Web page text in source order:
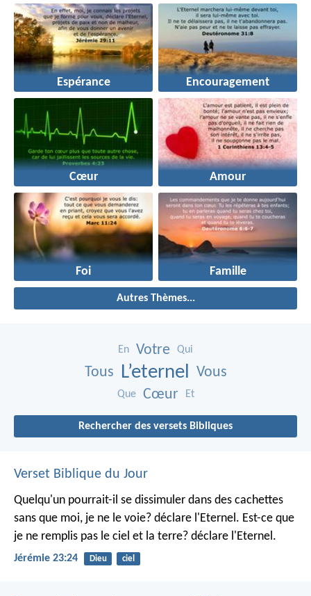
Espérance Encouragement
Cœur Amour
Foi Famille
Autres Thèmes...
En Votre Qui
Tous L’eternel Vous
Que Cœur Et
Rechercher des versets Bibliques
Verset Biblique du Jour
Quelqu'un pourrait-il se dissimuler dans des cachettes
sans que moi, je ne le voie? déclare l'Eternel. Est-ce que
je ne remplis pas le ciel et la terre? déclare l'Eternel.
Jérémie 23:24 Dieu ciel